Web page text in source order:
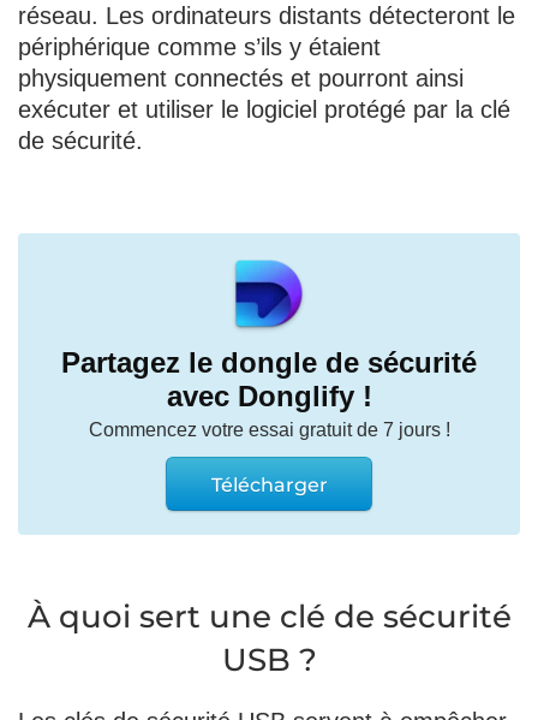
réseau. Les ordinateurs distants détecteront le
périphérique comme s’ils y étaient
physiquement connectés et pourront ainsi
exécuter et utiliser le logiciel protégé par la clé
de sécurité.
Partagez le dongle de sécurité
avec Donglify !
Commencez votre essai gratuit de 7 jours !
Télécharger
À quoi sert une clé de sécurité
USB ?